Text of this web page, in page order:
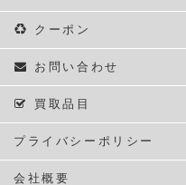
クーポン
お問い合わせ
買取品目
プライバシーポリシー
会社概要